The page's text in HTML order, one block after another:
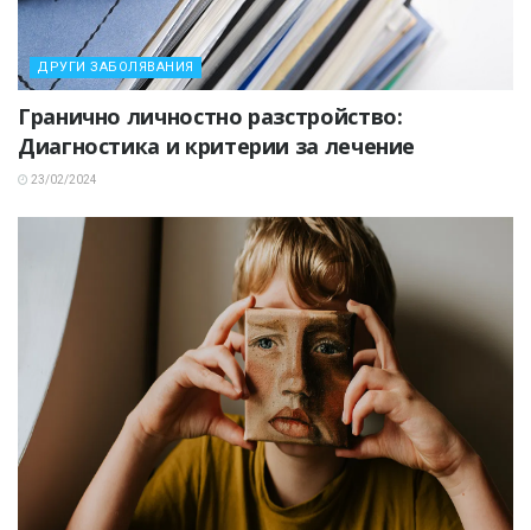
ДРУГИ ЗАБОЛЯВАНИЯ
Гранично личностно разстройство:
Диагностика и критерии за лечение
23/02/2024